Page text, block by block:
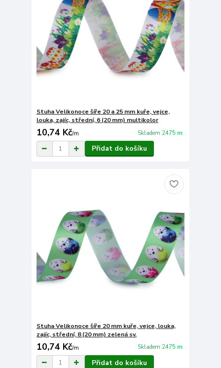
Stuha Velikonoce šíře 20 a 25 mm kuře, vejce,
louka, zajíc, střední, 6 (20 mm) multikolor
10,74 Kč/m Skladem 2475 m
Přidat do košíku
Stuha Velikonoce šíře 20 mm kuře, vejce, louka,
zajíc, střední, 8 (20 mm) zelená sv.
10,74 Kč/m Skladem 2475 m
Přidat do košíku